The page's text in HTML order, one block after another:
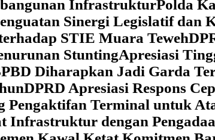
InfrastrukturPolda
Sinergi Legislatif dan
STIE Muara Teweh
StuntingApresiasi
Diharapkan Jadi Garda
DPRD Apresiasi Respons
Pengaktifan Terminal untuk
Infrastruktur dengan